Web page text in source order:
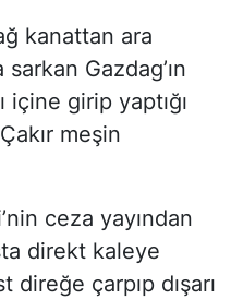
kanattan ara
Gazdag’ın
içine girip yaptığı
meşin
ceza yayından
direkt kaleye
çarpıp dışarı